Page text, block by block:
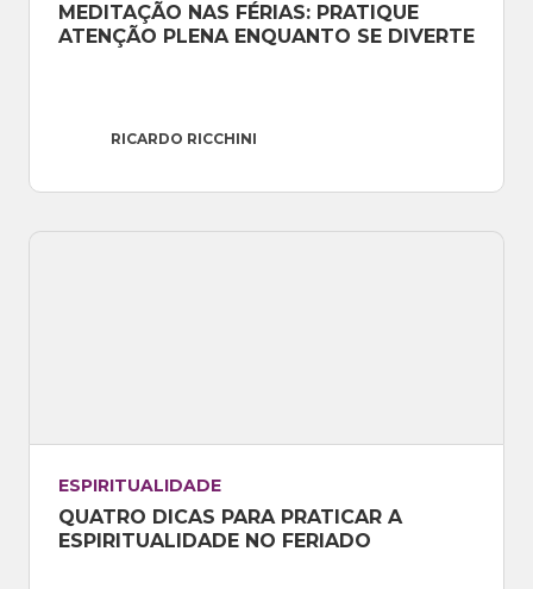
MEDITAÇÃO NAS FÉRIAS: PRATIQUE
ATENÇÃO PLENA ENQUANTO SE DIVERTE
RICARDO RICCHINI
ESPIRITUALIDADE
QUATRO DICAS PARA PRATICAR A
ESPIRITUALIDADE NO FERIADO